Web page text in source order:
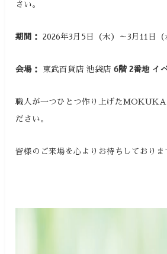
さい。
期間： 2026年3月5日（木）～3月11日（
会場： 東武百貨店 池袋店6階 2番地 イ
職人が一つひとつ作り上げたMOKUKA
ださい。
皆様のご来場を心よりお待ちしておりま